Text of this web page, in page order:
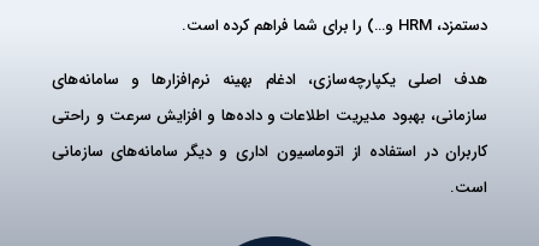
دستمزد، HRM و…) را برای شما فراهم کرده است.
هدف اصلی یکپارچه‌سازی، ادغام بهینه نرم‌افزارها و سامانه‌های
سازمانی، بهبود مدیریت اطلاعات و داده‌ها و افزایش سرعت و راحتی
کاربران در استفاده از اتوماسیون اداری و دیگر سامانه‌های سازمانی
است.